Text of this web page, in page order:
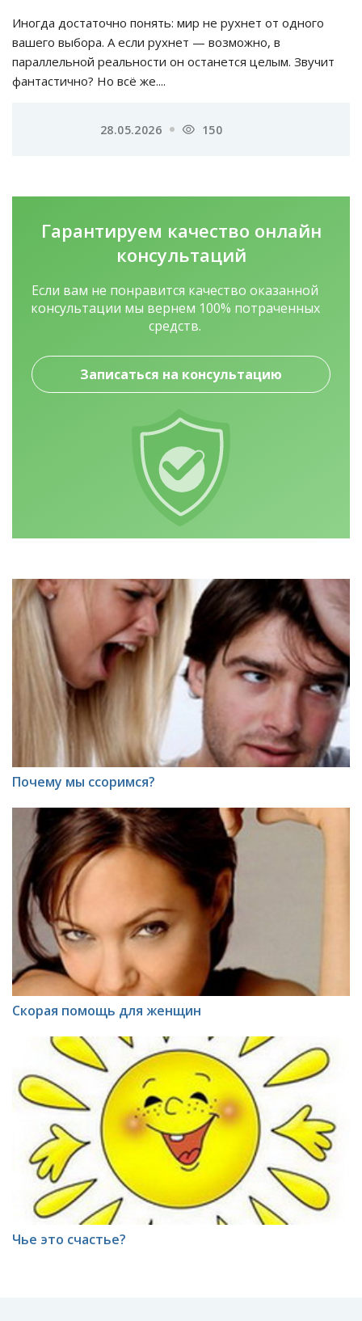
Иногда достаточно понять: мир не рухнет от одного
вашего выбора. А если рухнет — возможно, в
параллельной реальности он останется целым. Звучит
фантастично? Но всё же....
28.05.2026 150
Гарантируем качество онлайн
консультаций
Если вам не понравится качество оказанной
консультации мы вернем 100% потраченных
средств.
Записаться на консультацию
Почему мы ссоримся?
Скорая помощь для женщин
Чье это счастье?